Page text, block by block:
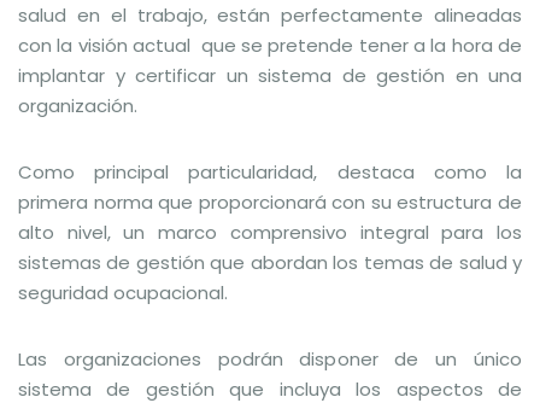
salud en el trabajo, están perfectamente alineadas
con la visión actual que se pretende tener a la hora de
implantar y certificar un sistema de gestión en una
organización.
Como principal particularidad, destaca como la
primera norma que proporcionará con su estructura de
alto nivel, un marco comprensivo integral para los
sistemas de gestión que abordan los temas de salud y
seguridad ocupacional.
Las organizaciones podrán disponer de un único
sistema de gestión que incluya los aspectos de